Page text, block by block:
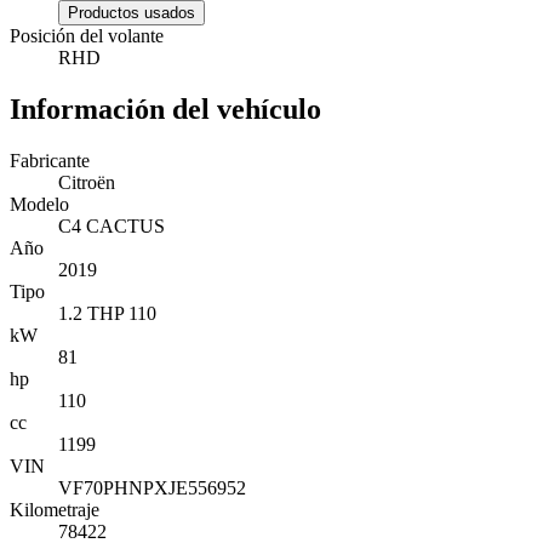
Productos usados
Posición del volante
RHD
Información del vehículo
Fabricante
Citroën
Modelo
C4 CACTUS
Año
2019
Tipo
1.2 THP 110
kW
81
hp
110
cc
1199
VIN
VF70PHNPXJE556952
Kilometraje
78422